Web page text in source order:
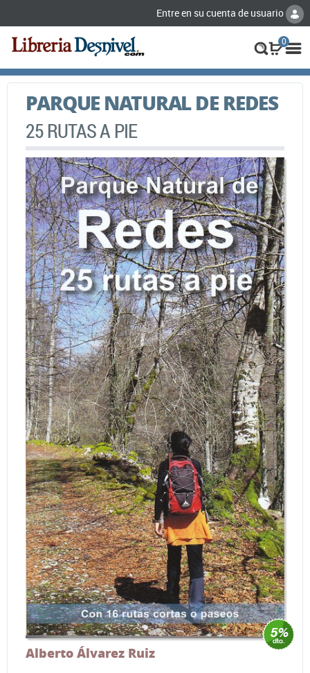
Entre en su cuenta de usuario
0
PARQUE NATURAL DE REDES
25 RUTAS A PIE
Alberto Álvarez Ruiz